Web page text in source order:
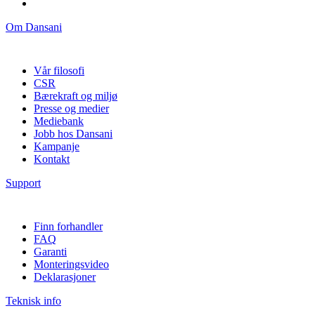
Om Dansani
Vår filosofi
CSR
Bærekraft og miljø
Presse og medier
Mediebank
Jobb hos Dansani
Kampanje
Kontakt
Support
Finn forhandler
FAQ
Garanti
Monteringsvideo
Deklarasjoner
Teknisk info